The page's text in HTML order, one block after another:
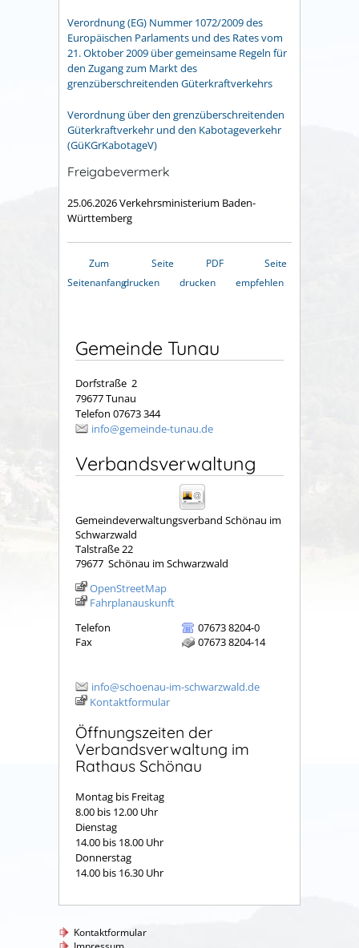
Verordnung (EG) Nummer 1072/2009 des
Europäischen Parlaments und des Rates vom
21. Oktober 2009 über gemeinsame Regeln für
den Zugang zum Markt des
grenzüberschreitenden Güterkraftverkehrs
Verordnung über den grenzüberschreitenden
Güterkraftverkehr und den Kabotageverkehr
(GüKGrKabotageV)
Freigabevermerk
25.06.2026 Verkehrsministerium Baden-
Württemberg
Zum
Seitenanfang
Seite
drucken
PDF
drucken
Seite
empfehlen
Gemeinde Tunau
Dorfstraße 2
79677 Tunau
Telefon 07673 344
info@gemeinde-tunau.de
Verbandsverwaltung
Gemeindeverwaltungsverband Schönau im
Schwarzwald
Talstraße 22
79677 Schönau im Schwarzwald
OpenStreetMap
Fahrplanauskunft
Telefon
07673 8204-0
Fax
07673 8204-14
info@schoenau-im-schwarzwald.de
Kontaktformular
Öffnungszeiten der
Verbandsverwaltung im
Rathaus Schönau
Montag bis Freitag
8.00 bis 12.00 Uhr
Dienstag
14.00 bis 18.00 Uhr
Donnerstag
14.00 bis 16.30 Uhr
Kontaktformular